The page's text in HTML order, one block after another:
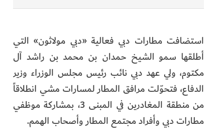
استضافت مطارات دبي فعالية «دبي مولاثون» التي
أطلقها سمو الشيخ حمدان بن محمد بن راشد آل
مكتوم، ولي عهد دبي نائب رئيس مجلس الوزراء وزير
الدفاع، فتحوّلت مرافق المطار لمسارات مشي انطلاقاً
من منطقة المغادرين في المبنى 3، بمشاركة موظفي
مطارات دبي وأفراد مجتمع المطار وأصحاب الهمم.